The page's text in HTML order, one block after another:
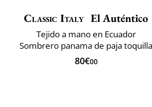
Classic Italy El Auténtico
Tejido a mano en Ecuador
Sombrero panama de paja toquilla
80€00